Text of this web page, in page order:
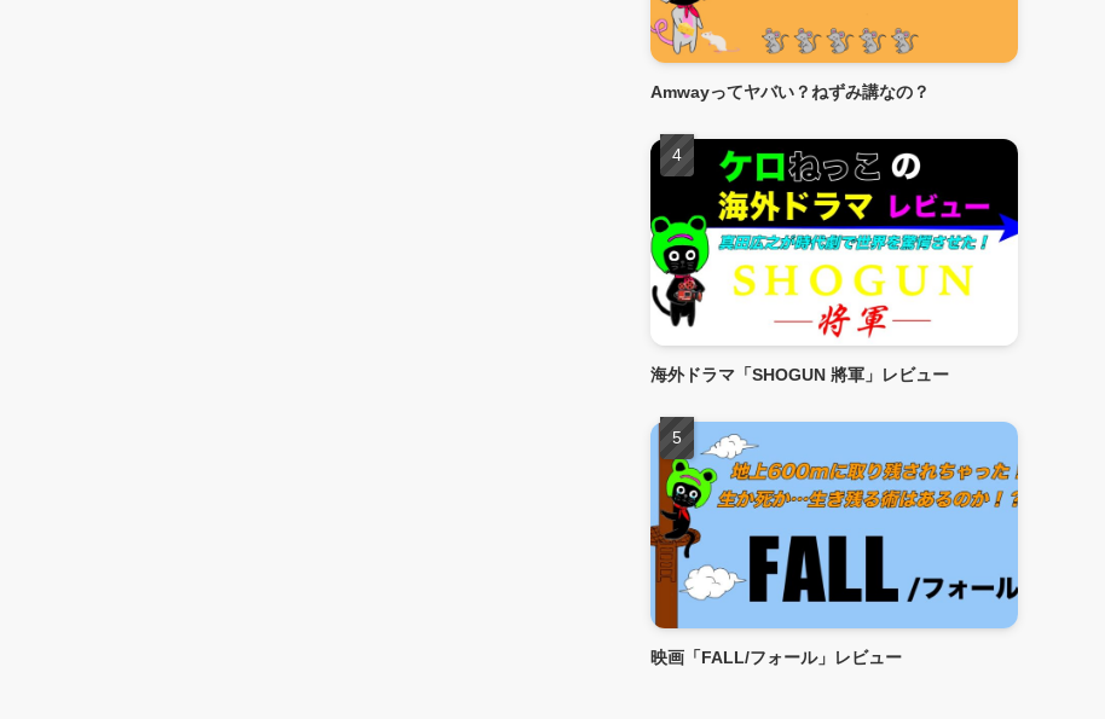
Amwayってヤバい？ねずみ講なの？
海外ドラマ「SHOGUN 將軍」レビュー
映画「FALL/フォール」レビュー